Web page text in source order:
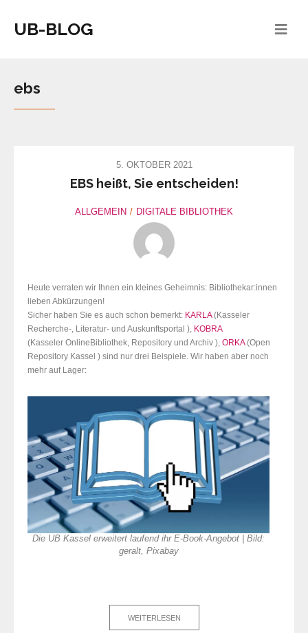
UB-BLOG
ebs
5. OKTOBER 2021
EBS heißt, Sie entscheiden!
ALLGEMEIN DIGITALE BIBLIOTHEK
Heute verraten wir Ihnen ein kleines Geheimnis: Bibliothekar:innen
lieben Abkürzungen!
Sicher haben Sie es auch schon bemerkt: KARLA(Kasseler
Recherche-, Literatur- und Auskunftsportal ), KOBRA
(Kasseler OnlineBibliothek, Repository und Archiv ), ORKA(Open
Repository Kassel ) sind nur drei Beispiele. Wir haben aber noch
mehr auf Lager:
Die UB Kassel erweitert laufend ihr E-Book-Angebot | Bild:
geralt, Pixabay
WEITERLESEN